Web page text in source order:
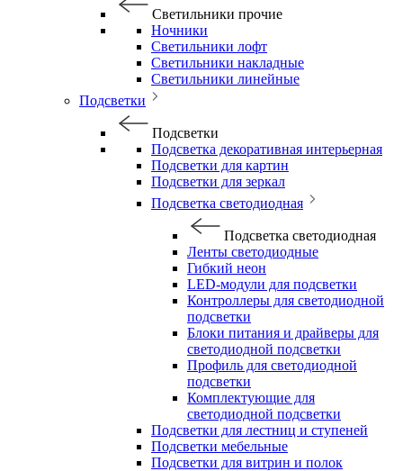
Светильники прочие
Ночники
Светильники лофт
Светильники накладные
Светильники линейные
Подсветки
Подсветки
Подсветка декоративная интерьерная
Подсветки для картин
Подсветки для зеркал
Подсветка светодиодная
Подсветка светодиодная
Ленты светодиодные
Гибкий неон
LED-модули для подсветки
Контроллеры для светодиодной
подсветки
Блоки питания и драйверы для
светодиодной подсветки
Профиль для светодиодной
подсветки
Комплектующие для
светодиодной подсветки
Подсветки для лестниц и ступеней
Подсветки мебельные
Подсветки для витрин и полок